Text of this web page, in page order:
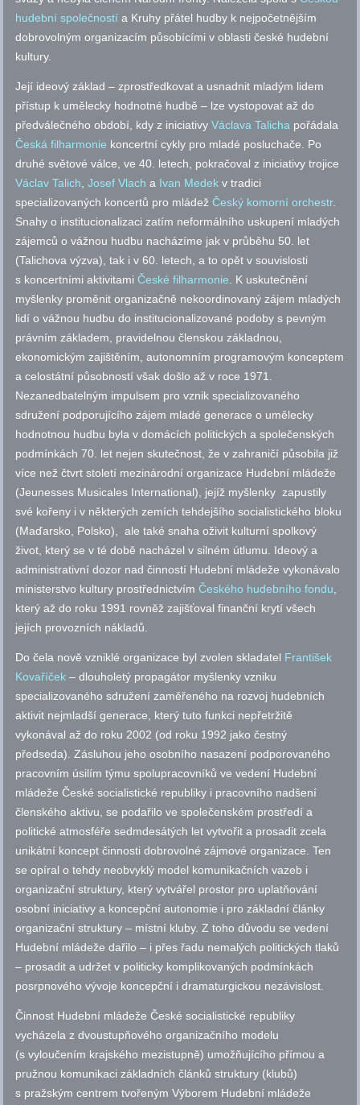
hudební společností a Kruhy přátel hudby k nejpočetnějším
dobrovolným organizacím působícími v oblasti české hudební
kultury.
Její ideový základ – zprostředkovat a usnadnit mladým lidem
přístup k umělecky hodnotné hudbě – lze vystopovat až do
předválečného období, kdy z iniciativyVáclava Talicha pořádala
Česká filharmonie koncertní cykly pro mladé posluchače. Po
druhé světové válce, ve 40. letech, pokračoval z iniciativy trojice
Václav Talich,Josef Vlach a Ivan Medek v tradici
specializovaných koncertů pro mládežČeský komorní orchestr.
Snahy o institucionalizaci zatím neformálního uskupení mladých
zájemců o vážnou hudbu nacházíme jak v průběhu 50. let
(Talichova výzva), tak i v 60. letech, a to opět v souvislosti
s koncertními aktivitamiČeské filharmonie. K uskutečnění
myšlenky proměnit organizačně nekoordinovaný zájem mladých
lidí o vážnou hudbu do institucionalizované podoby s pevným
právním základem, pravidelnou členskou základnou,
ekonomickým zajištěním, autonomním programovým konceptem
a celostátní působností však došlo až v roce 1971.
Nezanedbatelným impulsem pro vznik specializovaného
sdružení podporujícího zájem mladé generace o umělecky
hodnotnou hudbu byla v domácích politických a společenských
podmínkách 70. let nejen skutečnost, že v zahraničí působila již
více než čtvrt století mezinárodní organizace Hudební mládeže
(Jeunesses Musicales International), jejíž myšlenky zapustily
své kořeny i v některých zemích tehdejšího socialistického bloku
(Maďarsko, Polsko), ale také snaha oživit kulturní spolkový
život, který se v té době nacházel v silném útlumu. Ideový a
administrativní dozor nad činností Hudební mládeže vykonávalo
ministerstvo kultury prostřednictvímČeského hudebního fondu,
který až do roku 1991 rovněž zajišťoval finanční krytí všech
jejích provozních nákladů.
Do čela nově vzniklé organizace byl zvolen skladatel František
Kovaříček – dlouholetý propagátor myšlenky vzniku
specializovaného sdružení zaměřeného na rozvoj hudebních
aktivit nejmladší generace, který tuto funkci nepřetržitě
vykonával až do roku 2002 (od roku 1992 jako čestný
předseda). Zásluhou jeho osobního nasazení podporovaného
pracovním úsilím týmu spolupracovníků ve vedení Hudební
mládeže České socialistické republiky i pracovního nadšení
členského aktivu, se podařilo ve společenském prostředí a
politické atmosféře sedmdesátých let vytvořit a prosadit zcela
unikátní koncept činnosti dobrovolné zájmové organizace. Ten
se opíral o tehdy neobvyklý model komunikačních vazeb i
organizační struktury, který vytvářel prostor pro uplatňování
osobní iniciativy a koncepční autonomie i pro základní články
organizační struktury – místní kluby. Z toho důvodu se vedení
Hudební mládeže dařilo – i přes řadu nemalých politických tlaků
– prosadit a udržet v politicky komplikovaných podmínkách
posrpnového vývoje koncepční i dramaturgickou nezávislost.
Činnost Hudební mládeže České socialistické republiky
vycházela z dvoustupňového organizačního modelu
(s vyloučením krajského mezistupně) umožňujícího přímou a
pružnou komunikaci základních článků struktury (klubů)
s pražským centrem tvořeným Výborem Hudební mládeže